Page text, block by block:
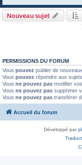
Nouveau sujet
PERMISSIONS DU FORUM
Vous pouvez publier de
Vous pouvez répondre aux
Vous ne pouvez pas modifier
Vous ne pouvez pas supprimer
Vous ne pouvez pas transférer
Accueil du forum
Développé par